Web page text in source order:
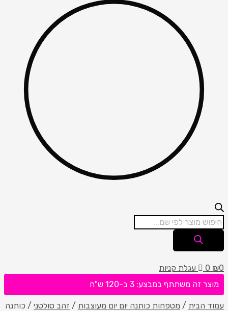
₪0
0
עגלת קניות
מוצר זה משתתף במבצע: 3 ב-120 ש"ח
עמוד הבית / מטפחות כותנה יום יום מעוצבות / זהב סולטני / כותנה